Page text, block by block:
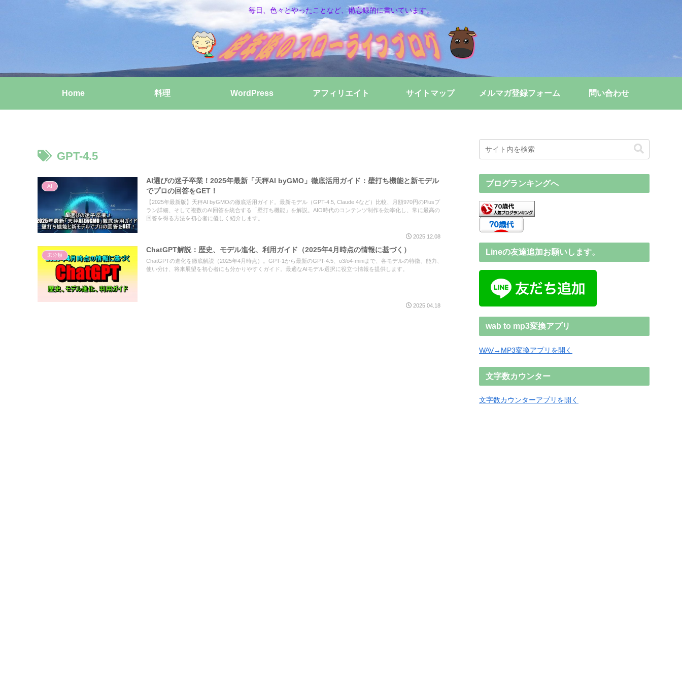
毎日、色々とやったことなど、備忘録的に書いています。
Home 料理 WordPress アフィリエイト サイトマップ メルマガ登録フォーム 問い合わせ
GPT-4.5
AI
AI選びの迷子卒業！2025年最新「天秤AI byGMO」徹底活用ガイド：壁打ち機能と新モデル
でプロの回答をGET！
【2025年最新版】天秤AI byGMOの徹底活用ガイド。最新モデル（GPT-4.5, Claude 4など）比較、月額970円のPlusプ
ラン詳細、そして複数のAI回答を統合する「壁打ち機能」を解説。AIO時代のコンテンツ制作を効率化し、常に最高の
回答を得る方法を初心者に優しく紹介します。
2025.12.08
未分類
ChatGPT解説：歴史、モデル進化、利用ガイド（2025年4月時点の情報に基づく）
ChatGPTの進化を徹底解説（2025年4月時点）。GPT-1から最新のGPT-4.5、o3/o4-miniまで、各モデルの特徴、能力、
使い分け、将来展望を初心者にも分かりやすくガイド。最適なAIモデル選択に役立つ情報を提供します。
2025.04.18
ブログランキングへ
Lineの友達追加お願いします。
wab to mp3変換アプリ
WAV→MP3変換アプリを開く
文字数カウンター
文字数カウンターアプリを開く